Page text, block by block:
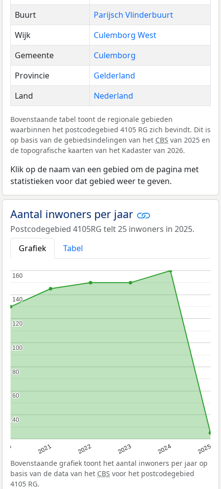
Buurt
Parijsch Vlinderbuurt
Wijk
Culemborg West
Gemeente
Culemborg
Provincie
Gelderland
Land
Nederland
Bovenstaande tabel toont de regionale gebieden
waarbinnen het postcodegebied 4105 RG zich bevindt. Dit is
op basis van de gebiedsindelingen van het CBS van 2025 en
de topografische kaarten van het Kadaster van 2026.
Klik op de naam van een gebied om de pagina met
statistieken voor dat gebied weer te geven.
Aantal inwoners per jaar
Postcodegebied 4105RG telt 25 inwoners in 2025.
Grafiek
Tabel
2021 2022 2023 2024 2025
40
40
60
60
80
80
100
100
120
120
140
140
160
160
Bovenstaande grafiek toont het aantal inwoners per jaar op
basis van de data van het CBS voor het postcodegebied
4105 RG.